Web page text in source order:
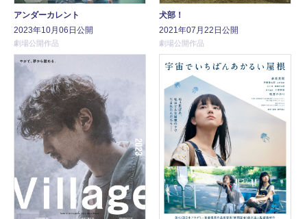
アンダーカレント
2023年10月06日公開
劇場公開作品
犬部！
2021年07月22日公開
劇場公開作品